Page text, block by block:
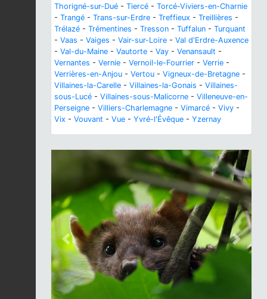
Thorigné-sur-Dué - Tiercé - Torcé-Viviers-en-Charnie
- Trangé - Trans-sur-Erdre - Treffieux - Treillières -
Trélazé - Trémentines - Tresson - Tuffalun - Turquant
- Vaas - Vaiges - Vair-sur-Loire - Val d'Erdre-Auxence
- Val-du-Maine - Vautorte - Vay - Venansault -
Vernantes - Vernie - Vernoil-le-Fourrier - Verrie -
Verrières-en-Anjou - Vertou - Vigneux-de-Bretagne -
Villaines-la-Carelle - Villaines-la-Gonais - Villaines-
sous-Lucé - Villaines-sous-Malicorne - Villeneuve-en-
Perseigne - Villiers-Charlemagne - Vimarcé - Vivy -
Vix - Vouvant - Vue - Yvré-l'Évêque - Yzernay
Previous Next